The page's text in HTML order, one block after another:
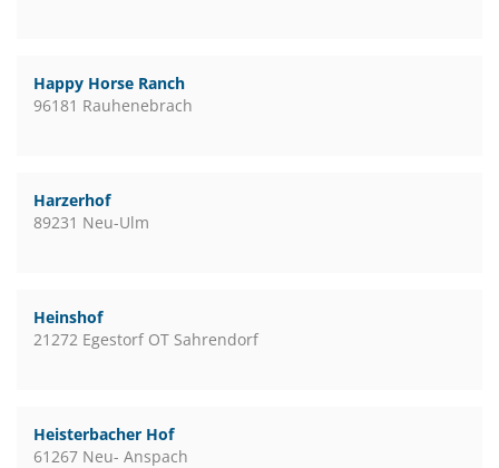
Happy Horse Ranch
96181 Rauhenebrach
Harzerhof
89231 Neu-Ulm
Heinshof
21272 Egestorf OT Sahrendorf
Heisterbacher Hof
61267 Neu- Anspach